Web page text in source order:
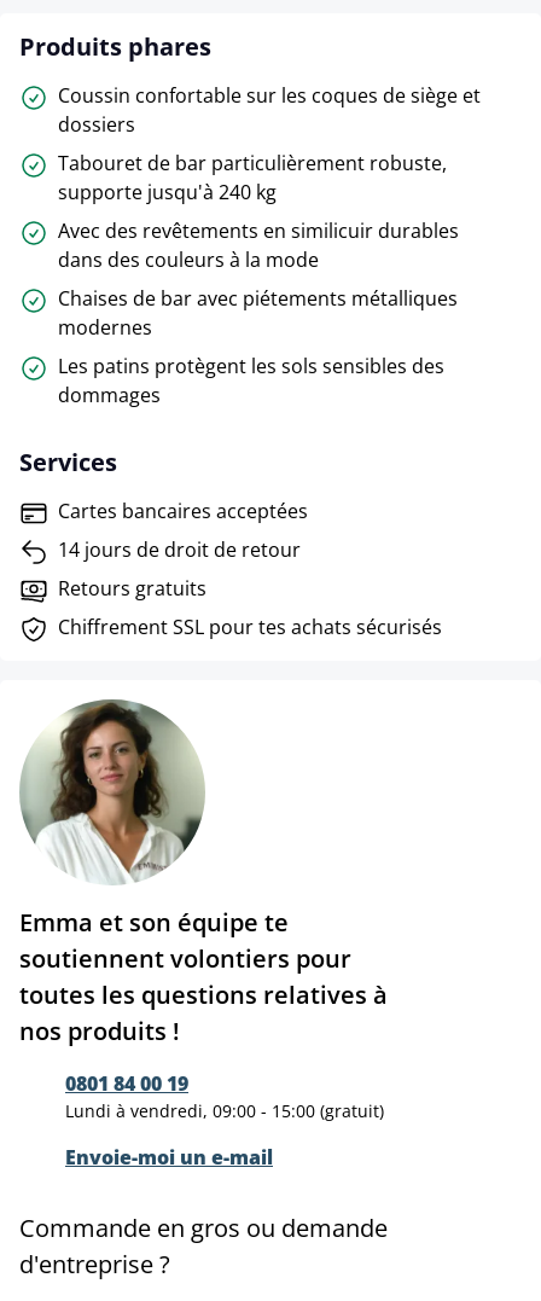
Produits phares
Coussin confortable sur les coques de siège et
dossiers
Tabouret de bar particulièrement robuste,
supporte jusqu'à 240 kg
Avec des revêtements en similicuir durables
dans des couleurs à la mode
Chaises de bar avec piétements métalliques
modernes
Les patins protègent les sols sensibles des
dommages
Services
Cartes bancaires acceptées
14 jours de droit de retour
Retours gratuits
Chiffrement SSL pour tes achats sécurisés
Emma et son équipe te
soutiennent volontiers pour
toutes les questions relatives à
nos produits !
0801 84 00 19
Lundi à vendredi, 09:00 - 15:00 (gratuit)
Envoie-moi un e-mail
Commande en gros ou demande
d'entreprise ?